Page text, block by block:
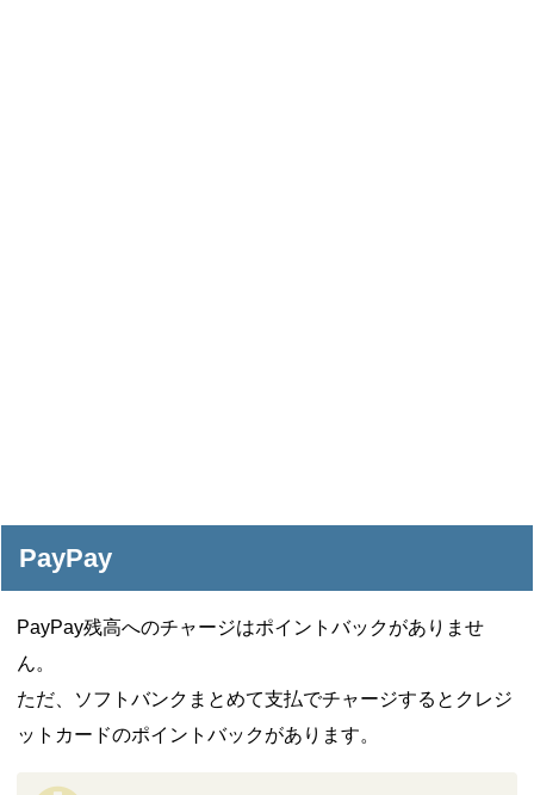
PayPay
PayPay残高へのチャージはポイントバックがありませ
ん。
ただ、ソフトバンクまとめて支払でチャージするとクレジ
ットカードのポイントバックがあります。